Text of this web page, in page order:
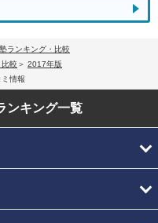
ランキング・比較
較
2017年版
情報
ンキング一覧